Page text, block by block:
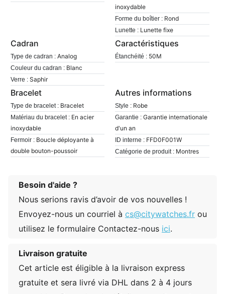
inoxydable
Forme du boîtier : Rond
Lunette : Lunette fixe
Cadran
Type de cadran : Analog
Couleur du cadran : Blanc
Verre : Saphir
Caractéristiques
Étanchéité : 50M
Bracelet
Type de bracelet : Bracelet
Matériau du bracelet : En acier
inoxydable
Fermoir : Boucle déployante à
double bouton-poussoir
Autres informations
Style : Robe
Garantie : Garantie internationale
d'un an
ID interne : FFD0F001W
Catégorie de produit : Montres
Besoin d'aide ?
Nous serions ravis d’avoir de vos nouvelles !
Envoyez-nous un courriel à cs@citywatches.fr ou
utilisez le formulaire Contactez-nous ici.
Livraison gratuite
Cet article est éligible à la livraison express
gratuite et sera livré via DHL dans 2 à 4 jours